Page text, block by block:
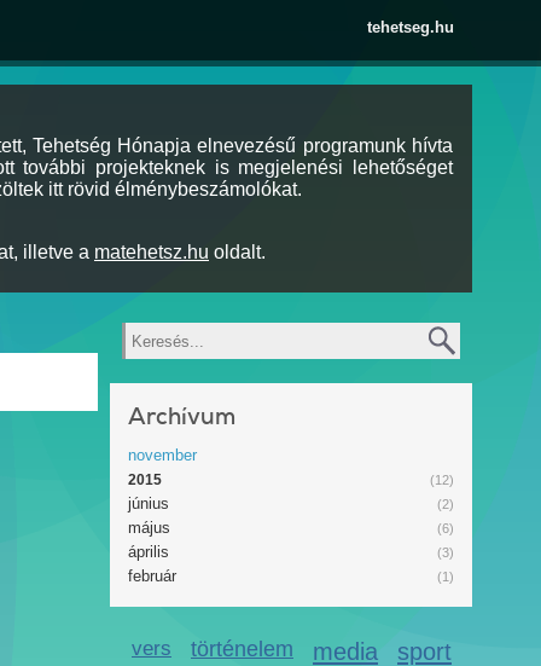
tehetseg.hu
Tehetség Hónapja elnevezésű programunk hívta
további projekteknek is megjelenési lehetőséget
itt rövid élménybeszámolókat.
illetve a matehetsz.hu oldalt.
Keresés
Archívum
november
(12)
2015
(2)
június
(6)
május
(3)
április
(1)
február
vers történelem media
sport